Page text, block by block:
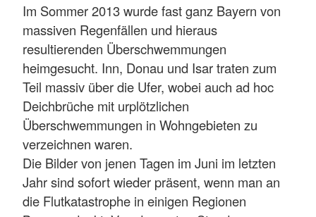
Im Sommer 2013 wurde fast ganz Bayern von
massiven Regenfällen und hieraus
resultierenden Überschwemmungen
heimgesucht. Inn, Donau und Isar traten zum
Teil massiv über die Ufer, wobei auch ad hoc
Deichbrüche mit urplötzlichen
Überschwemmungen in Wohngebieten zu
verzeichnen waren.
Die Bilder von jenen Tagen im Juni im letzten
Jahr sind sofort wieder präsent, wenn man an
die Flutkatastrophe in einigen Regionen